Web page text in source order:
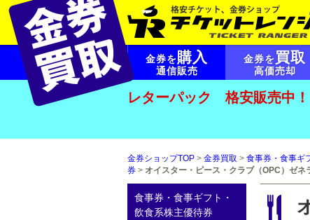
金券を購入
通信販売
金券を買取
高価売却
レターパック 格安販売中！
金券ショップTOP > 金券買取 > 食事券・食事ギ
券 > オイスター・ピース・クラブ（OPC）ゼ
食事券・食事ギフト・
飲食系株主優待券